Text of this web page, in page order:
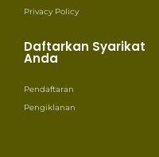
Privacy Policy
Daftarkan Syarikat
Anda
Pendaftaran
Pengiklanan